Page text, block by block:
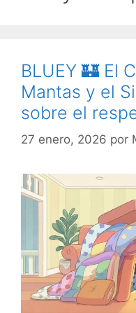
BLUEY 🏰 El
Mantas y el
sobre el
27 enero, 2026 por